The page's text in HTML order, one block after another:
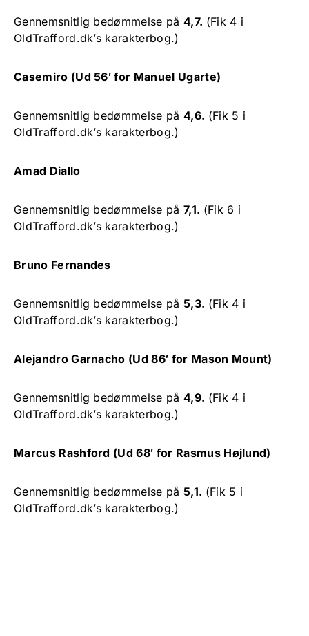
Gennemsnitlig bedømmelse på 4,7. (Fik 4 i
OldTrafford.dk’s karakterbog.)
Casemiro (Ud 56′ for Manuel Ugarte)
Gennemsnitlig bedømmelse på 4,6. (Fik 5 i
OldTrafford.dk’s karakterbog.)
Amad Diallo
Gennemsnitlig bedømmelse på 7,1. (Fik 6 i
OldTrafford.dk’s karakterbog.)
Bruno Fernandes
Gennemsnitlig bedømmelse på 5,3. (Fik 4 i
OldTrafford.dk’s karakterbog.)
Alejandro Garnacho (Ud 86′ for Mason Mount)
Gennemsnitlig bedømmelse på 4,9. (Fik 4 i
OldTrafford.dk’s karakterbog.)
Marcus Rashford (Ud 68′ for Rasmus Højlund)
Gennemsnitlig bedømmelse på 5,1. (Fik 5 i
OldTrafford.dk’s karakterbog.)